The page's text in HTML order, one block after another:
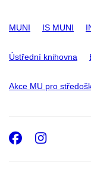
MUNI IS MUNI
Ústřední knihovna
Akce MU pro
Facebook